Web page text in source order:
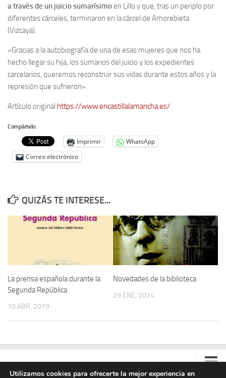
a través de un juicio sumarísimoen Lillo y que, tras un periplo por
diferentes cárceles, terminaron en la cárcel de Amorebieta
(Vizcaya).
«Gracias a la autobiografía de una de esas mujeres que nos ha
hecho llegar su hija, los sumarios del juicio y los expedientes
carcelarios, queremos reconstruir sus vidas durante estos años y la
represión que sufrieron».
Artículo original https://www.encastillalamancha.es/
Compártelo:
Imprimir
WhatsApp
Correo electrónico
QUIZÁS TE INTERESE...
La prensa española durante la
Segunda República
10 ABR, 2019
Novedades de la biblioteca
29 ENE, 2024
Utilizamos cookies para ofrecerte la mejor experiencia en